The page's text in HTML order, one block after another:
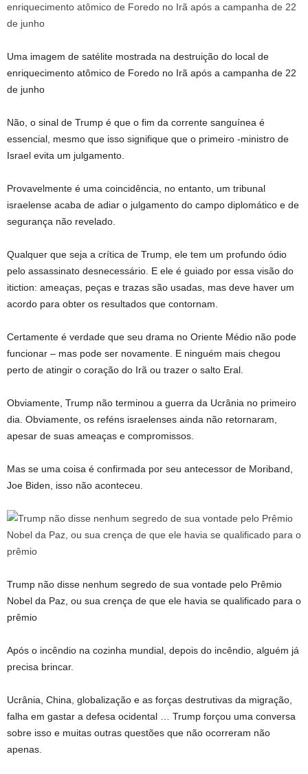
Uma imagem de satélite mostrada na destruição do local de
enriquecimento atômico de Foredo no Irã após a campanha de 22
de junho
Não, o sinal de Trump é que o fim da corrente sanguínea é
essencial, mesmo que isso signifique que o primeiro -ministro de
Israel evita um julgamento.
Provavelmente é uma coincidência, no entanto, um tribunal
israelense acaba de adiar o julgamento do campo diplomático e de
segurança não revelado.
Qualquer que seja a crítica de Trump, ele tem um profundo ódio
pelo assassinato desnecessário. E ele é guiado por essa visão do
itiction: ameaças, peças e trazas são usadas, mas deve haver um
acordo para obter os resultados que contornam.
Certamente é verdade que seu drama no Oriente Médio não pode
funcionar – mas pode ser novamente. E ninguém mais chegou
perto de atingir o coração do Irã ou trazer o salto Eral.
Obviamente, Trump não terminou a guerra da Ucrânia no primeiro
dia. Obviamente, os reféns israelenses ainda não retornaram,
apesar de suas ameaças e compromissos.
Mas se uma coisa é confirmada por seu antecessor de Moriband,
Joe Biden, isso não aconteceu.
Trump não disse nenhum segredo de sua vontade pelo Prêmio
Nobel da Paz, ou sua crença de que ele havia se qualificado para o
prêmio
Após o incêndio na cozinha mundial, depois do incêndio, alguém já
precisa brincar.
Ucrânia, China, globalização e as forças destrutivas da migração,
falha em gastar a defesa ocidental … Trump forçou uma conversa
sobre isso e muitas outras questões que não ocorreram não
apenas.